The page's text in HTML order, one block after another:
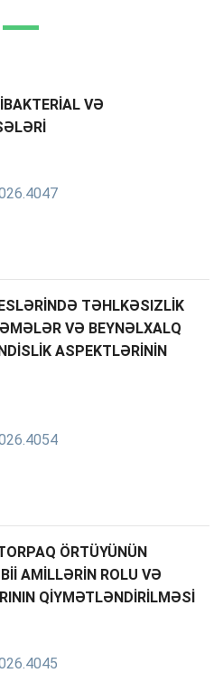
VƏ
TƏHLKƏSIZLİK
VƏ BEYNƏLXALQ
ASPEKTLƏRİNİN
ÖRTÜYÜNÜN
AMİLLƏRİN ROLU VƏ
QİYMƏTLƏNDİRİLMƏSİ